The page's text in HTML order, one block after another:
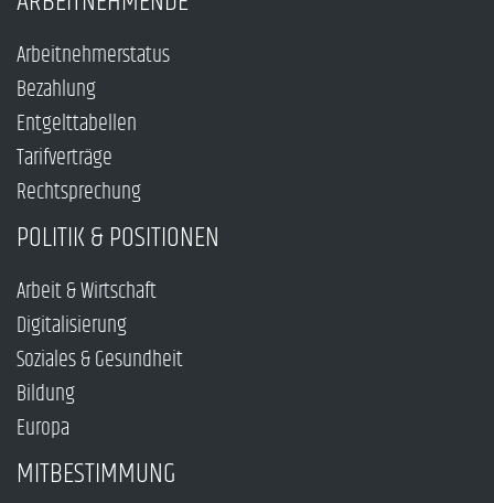
Arbeitnehmerstatus
Bezahlung
Entgelttabellen
Tarifverträge
Rechtsprechung
POLITIK & POSITIONEN
Arbeit & Wirtschaft
Digitalisierung
Soziales & Gesundheit
Bildung
Europa
MITBESTIMMUNG